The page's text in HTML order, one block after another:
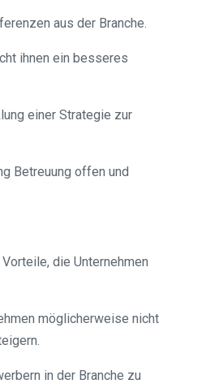
aus der Branche.
ihnen ein besseres
einer Strategie zur
Betreuung offen und
die Unternehmen
möglicherweise nicht
in der Branche zu